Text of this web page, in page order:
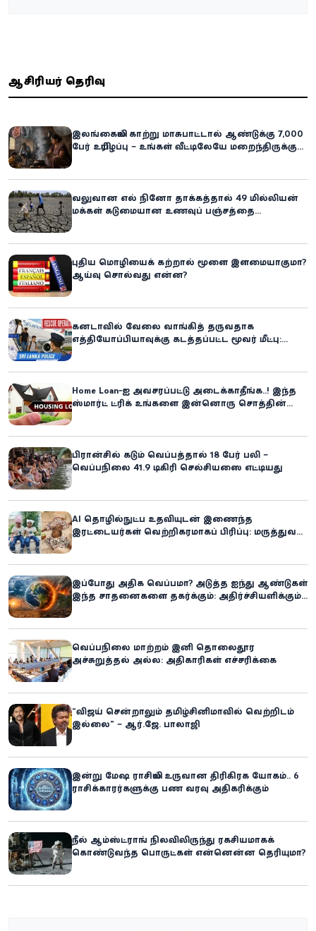
ஆசிரியர் தெரிவு
இலங்கையில் காற்று மாசுபாட்டால் ஆண்டுக்கு 7,000
பேர் உயிரிழப்பு – உங்கள் வீட்டிலேயே மறைந்திருக்கும்
வலுவான எல் நினோ தாக்கத்தால் 49 மில்லியன்
மக்கள் கடுமையான உணவுப் பஞ்சத்தை
புதிய மொழியைக் கற்றால் மூளை இளமையாகுமா?
ஆய்வு சொல்வது என்ன?
கனடாவில் வேலை வாங்கித் தருவதாக
எத்தியோப்பியாவுக்கு கடத்தப்பட்ட மூவர் மீட்பு:
Home Loan-ஐ அவசரப்பட்டு அடைக்காதீங்க..! இந்த
ஸ்மார்ட் ட்ரிக் உங்களை இன்னொரு சொத்தின்
பிரான்சில் கடும் வெப்பத்தால் 18 பேர் பலி –
வெப்பநிலை 41.9 டிகிரி செல்சியஸை எட்டியது
AI தொழில்நுட்ப உதவியுடன் இணைந்த
இரட்டையர்கள் வெற்றிகரமாகப் பிரிப்பு: மருத்துவ
இப்போது அதிக வெப்பமா? அடுத்த ஐந்து ஆண்டுகள்
இந்த சாதனைகளை தகர்க்கும்: அதிர்ச்சியளிக்கும்
வெப்பநிலை மாற்றம் இனி தொலைதூர
அச்சுறுத்தல் அல்ல: அதிகாரிகள் எச்சரிக்கை
“விஜய் சென்றாலும் தமிழ்சினிமாவில் வெற்றிடம்
இல்லை” – ஆர்.ஜே. பாலாஜி
இன்று மேஷ ராசியில் உருவான திரிகிரக யோகம்.. 6
ராசிக்காரர்களுக்கு பண வரவு அதிகரிக்கும்
நீல் ஆம்ஸ்ட்ராங் நிலவிலிருந்து ரகசியமாகக்
கொண்டுவந்த பொருட்கள் என்னென்ன தெரியுமா?